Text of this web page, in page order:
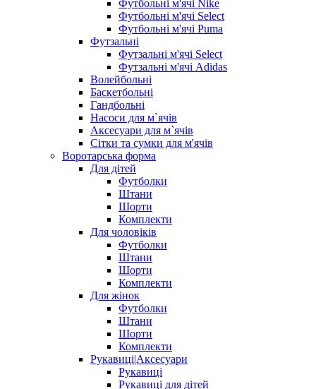
Футбольні м'ячі Nike
Футбольні м'ячі Select
Футбольні м'ячі Puma
Футзальні
Футзальні м'ячі Select
Футзальні м'ячі Adidas
Волейбольні
Баскетбольні
Гандбольні
Насоси для м`ячів
Аксесуари для м`ячів
Сітки та сумки для м'ячів
Воротарська форма
Для дітей
Футболки
Штани
Шорти
Комплекти
Для чоловіків
Футболки
Штани
Шорти
Комплекти
Для жінок
Футболки
Штани
Шорти
Комплекти
Рукавиці|Аксесуари
Рукавиці
Рукавиці для дітей